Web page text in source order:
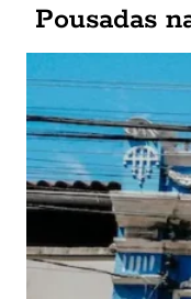
Pousadas